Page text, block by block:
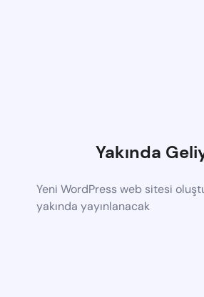
Yakında
Yeni WordPress web sitesi
yakında yayınlanacak